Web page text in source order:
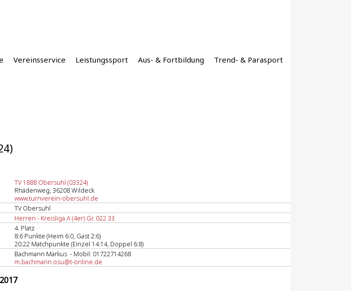
Vereinsservice Leistungssport Aus- & Fortbildung Trend- & Parasport
TV 1888 Obersuhl (03324)
Rhädenweg, 36208 Wildeck
www.turnverein-obersuhl.de
TV Obersuhl
Herren - Kreisliga A (4er) Gr. 022 33
4. Platz
8:6 Punkte (Heim 6:0, Gast 2:6)
20:22 Matchpunkte (Einzel 14:14, Doppel 6:8)
Bachmann Markus - Mobil: 01722714268
m.bachmann.osu@t-online.de